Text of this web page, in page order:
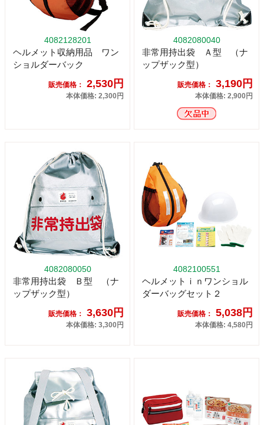
4082128201
ヘルメット収納用品 ワン
ショルダーバック
販売価格： 2,530円
本体価格: 2,300円
4082080040
非常用持出袋 Ａ型 （ナ
ップザック型）
販売価格： 3,190円
本体価格: 2,900円
4082080050
非常用持出袋 Ｂ型 （ナ
ップザック型）
販売価格： 3,630円
本体価格: 3,300円
4082100551
ヘルメットｉｎワンショル
ダーバッグセット２
販売価格： 5,038円
本体価格: 4,580円